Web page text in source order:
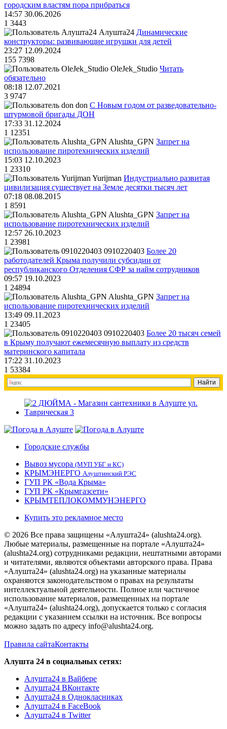
городским властям пора прибраться
14:57 30.06.2026
1 3443
Алушта24 Динамические
конструкторы: развивающие игрушки для детей
23:27 12.09.2024
155 7398
OleJek_Studio Читать
обязательно
08:18 12.07.2021
3 9747
don С Новым годом от разведовательно-
штурмовой бригады ДОН
17:33 31.12.2024
1 12351
Alushta_GPN Запрет на
использование пиротехнических изделий
15:03 12.10.2023
1 23310
Yurijman Индустриально развитая
цивилизация существует на Земле десятки тысяч лет
07:18 08.08.2015
1 8591
Alushta_GPN Запрет на
использование пиротехнических изделий
12:57 26.10.2023
1 23981
0910220403 Более 20
работодателей Крыма получили субсидии от
республиканского Отделения СФР за найм сотрудников
09:57 19.10.2023
1 24894
Alushta_GPN Запрет на
использование пиротехнических изделий
13:49 09.11.2023
1 23405
0910220403 Более 20 тысяч семей
в Крыму получают ежемесячную выплату из средств
материнского капитала
17:22 31.10.2023
1 53384
Городские службы
Вывоз мусора (МУП УБГ и КС)
КРЫМЭНЕРГО Алуштинский РЭС
ГУП РК «Вода Крыма»
ГУП РК «Крымгазсети»
КРЫМТЕПЛОКОММУНЭНЕРГО
Купить это рекламное место
© 2026 Все права защищены «Алушта24» (alushta24.org).
Любые материалы, размещенные на портале «Алушта24»
(alushta24.org) сотрудниками редакции, нештатными авторами
и читателями, являются объектами авторского права. Права
«Алушта24» (alushta24.org) на указанные материалы
охраняются законодательством о правах на результаты
интеллектуальной деятельности. Полное или частичное
использование материалов, размещенных на портале
«Алушта24» (alushta24.org), допускается только с согласия
редакции с указанием ссылки на источник. Все вопросы
можно задать по адресу info@alushta24.org.
Правила сайтаКонтакты
Алушта 24 в социальных сетях:
Алушта24 в Вайбере
Алушта24 ВКонтакте
Алушта24 в Однокласниках
Алушта24 в FaceBook
Алушта24 в Twitter